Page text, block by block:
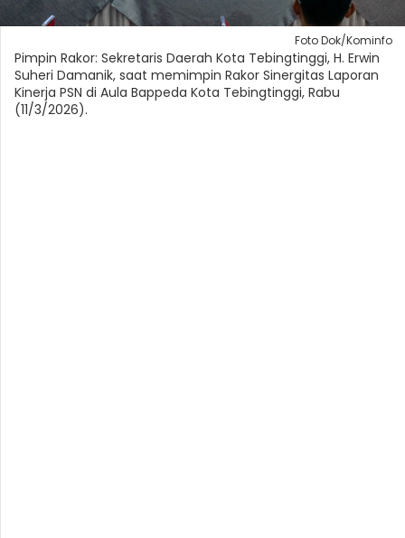
Foto Dok/Kominfo
Pimpin Rakor: Sekretaris Daerah Kota Tebingtinggi, H. Erwin
Suheri Damanik, saat memimpin Rakor Sinergitas Laporan
Kinerja PSN di Aula Bappeda Kota Tebingtinggi, Rabu
(11/3/2026).